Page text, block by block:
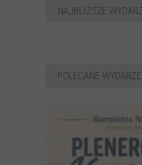
NAJBLIŻSZE
POLECANE